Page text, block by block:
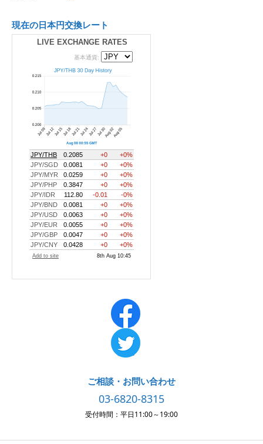
現在の日本円交換レート
LIVE EXCHANGE RATES
ご相談・お問い合わせ
03-6820-8315
受付時間：平日11:00～19:00